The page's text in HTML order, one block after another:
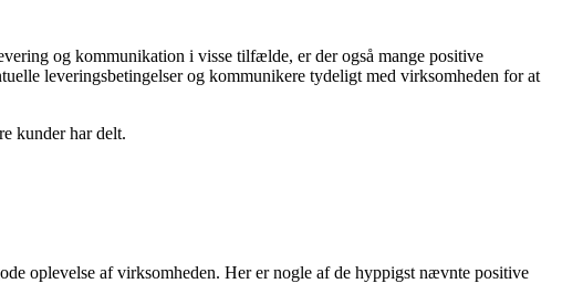
og kommunikation i visse tilfælde, er der også mange positive
leveringsbetingelser og kommunikere tydeligt med virksomheden for at
kunder har delt.
oplevelse af virksomheden. Her er nogle af de hyppigst nævnte positive